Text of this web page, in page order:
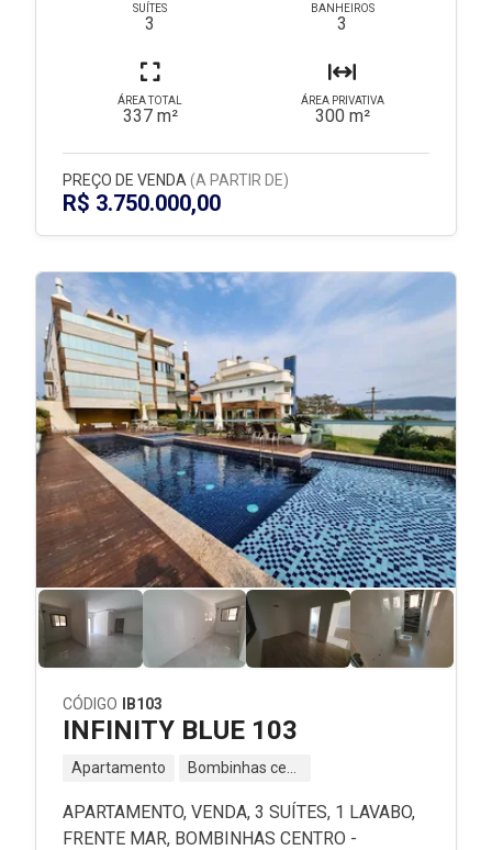
SUÍTES
3
BANHEIROS
3
ÁREA TOTAL
337 m²
ÁREA PRIVATIVA
300 m²
PREÇO DE VENDA (A PARTIR DE)
R$ 3.750.000,00
CÓDIGO IB103
INFINITY BLUE 103
Apartamento
APARTAMENTO, VENDA, 3 SUÍTES, 1 LAVABO,
FRENTE MAR, BOMBINHAS CENTRO -